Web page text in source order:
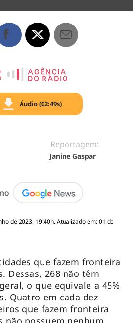
Áudio (02:49s)
Reportagem:
Janine Gaspar
de 2023, 19:40h, Atualizado em: 01 de
que fazem fronteira
Dessas, 268 não têm
o que equivale a 45%
Quatro em cada dez
que fazem fronteira
não possuem nenhum